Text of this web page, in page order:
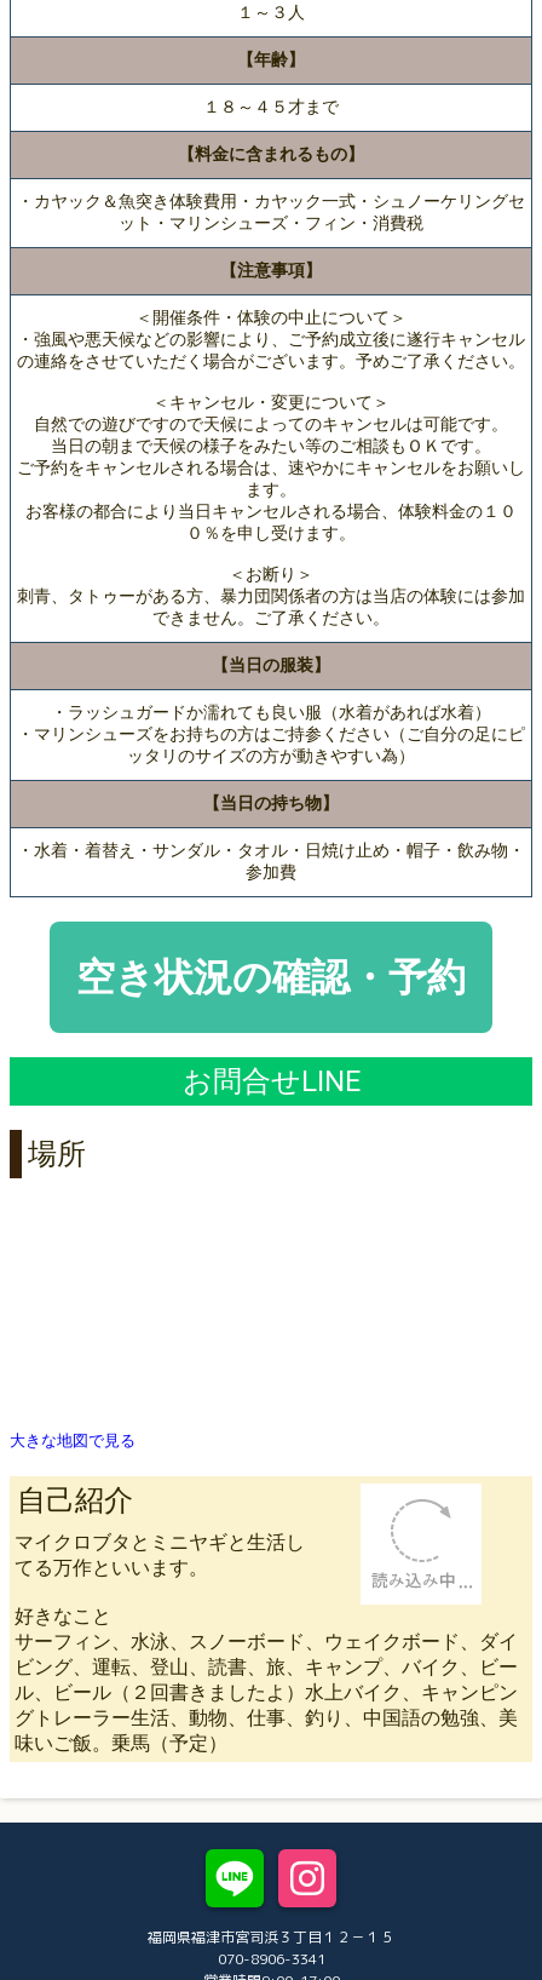
１～３人
【年齢】
１８～４５才まで
【料金に含まれるもの】
・カヤック＆魚突き体験費用・カヤック一式・シュノーケリングセ
ット・マリンシューズ・フィン・消費税
【注意事項】
＜開催条件・体験の中止について＞
・強風や悪天候などの影響により、ご予約成立後に遂行キャンセル
の連絡をさせていただく場合がございます。予めご了承ください。
＜キャンセル・変更について＞
自然での遊びですので天候によってのキャンセルは可能です。
当日の朝まで天候の様子をみたい等のご相談もＯＫです。
ご予約をキャンセルされる場合は、速やかにキャンセルをお願いし
ます。
お客様の都合により当日キャンセルされる場合、体験料金の１０
０％を申し受けます。
＜お断り＞
刺青、タトゥーがある方、暴力団関係者の方は当店の体験には参加
できません。ご了承ください。
【当日の服装】
・ラッシュガードか濡れても良い服（水着があれば水着）
・マリンシューズをお持ちの方はご持参ください（ご自分の足にピ
ッタリのサイズの方が動きやすい為）
【当日の持ち物】
・水着・着替え・サンダル・タオル・日焼け止め・帽子・飲み物・
参加費
空き状況の確認・予約
お問合せLINE
場所
大きな地図で見る
自己紹介
マイクロブタとミニヤギと生活し
てる万作といいます。
好きなこと
サーフィン、水泳、スノーボー
ド、ウェイクボード、ダイビング、運転、登山、読書、
旅、キャンプ、バイク、ビール、ビール（２回書きました
よ）水上バイク、キャンピングトレーラー生活、動物、仕
事、釣り、中国語の勉強、美味いご飯。乗馬（予定）
福岡県福津市宮司浜３丁目１２－１５
070-8906-3341